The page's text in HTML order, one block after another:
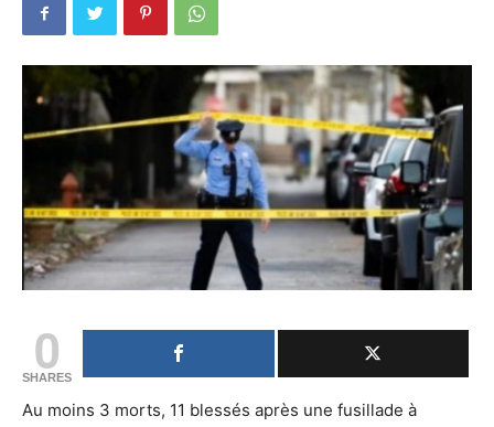
0
SHARES
Au moins 3 morts, 11 blessés après une fusillade à